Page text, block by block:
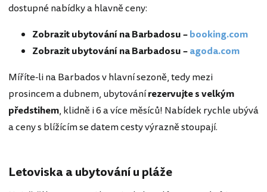
dostupné nabídky a hlavně ceny:
Zobrazit ubytování na Barbadosu –booking.com
Zobrazit ubytování na Barbadosu –agoda.com
Míříte-li na Barbados v hlavní sezoně, tedy mezi
prosincem a dubnem, ubytovánírezervujte s velkým
předstihem, klidně i 6 a více měsíců! Nabídek rychle ubývá
a ceny s blížícím se datem cesty výrazně stoupají.
Letoviska a ubytování u pláže